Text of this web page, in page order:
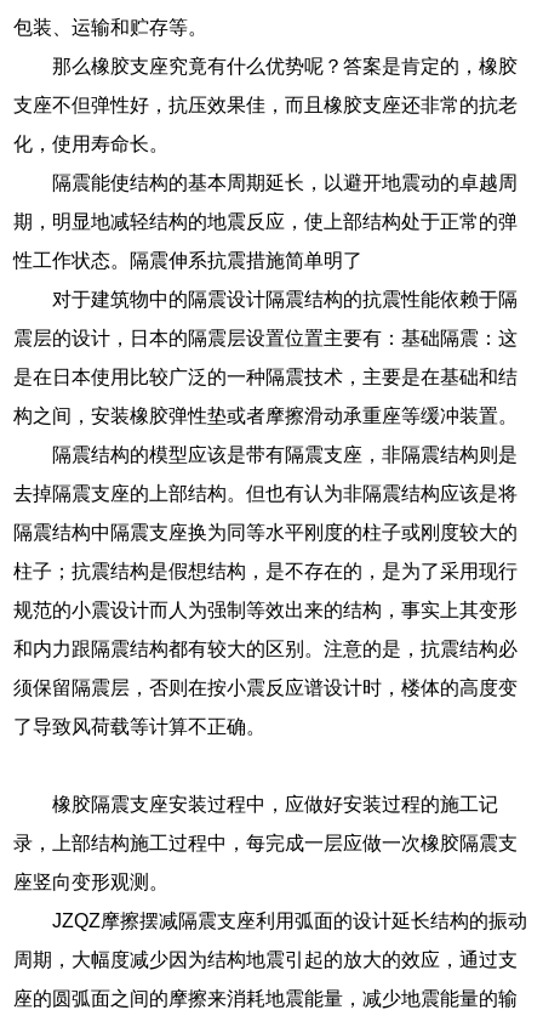
包装、运输和贮存等。
那么橡胶支座究竟有什么优势呢？答案是肯定的，橡胶
支座不但弹性好，抗压效果佳，而且橡胶支座还非常的抗老
化，使用寿命长。
隔震能使结构的基本周期延长，以避开地震动的卓越周
期，明显地减轻结构的地震反应，使上部结构处于正常的弹
性工作状态。隔震伸系抗震措施简单明了
对于建筑物中的隔震设计隔震结构的抗震性能依赖于隔
震层的设计，日本的隔震层设置位置主要有：基础隔震：这
是在日本使用比较广泛的一种隔震技术，主要是在基础和结
构之间，安装橡胶弹性垫或者摩擦滑动承重座等缓冲装置。
隔震结构的模型应该是带有隔震支座，非隔震结构则是
去掉隔震支座的上部结构。但也有认为非隔震结构应该是将
隔震结构中隔震支座换为同等水平刚度的柱子或刚度较大的
柱子；抗震结构是假想结构，是不存在的，是为了采用现行
规范的小震设计而人为强制等效出来的结构，事实上其变形
和内力跟隔震结构都有较大的区别。注意的是，抗震结构必
须保留隔震层，否则在按小震反应谱设计时，楼体的高度变
了导致风荷载等计算不正确。
橡胶隔震支座安装过程中，应做好安装过程的施工记
录，上部结构施工过程中，每完成一层应做一次橡胶隔震支
座竖向变形观测。
JZQZ摩擦摆减隔震支座利用弧面的设计延长结构的振动
周期，大幅度减少因为结构地震引起的放大的效应，通过支
座的圆弧面之间的摩擦来消耗地震能量，减少地震能量的输